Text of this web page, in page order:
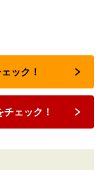
ック！
ェック！